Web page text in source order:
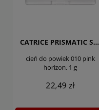
CATRICE PRISMATIC SHIFT
cień do powiek 010 pink
horizon, 1 g
22,49 zł